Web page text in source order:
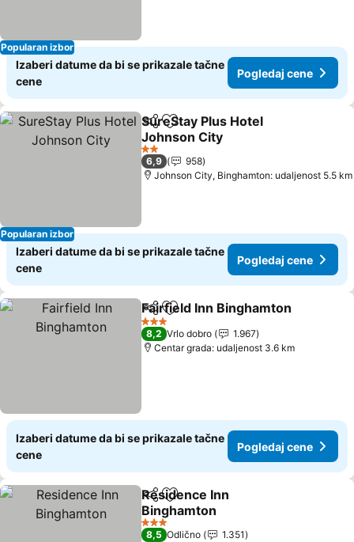
Popularan izbor
Izaberi datume da bi se prikazale tačne
cene
Pogledaj cene
Popularan izbor
Deli Dodati u favorite
SureStay Plus Hotel
Johnson City
2 Zvezdice
6,9
958
Johnson City, Binghamton: udaljenost 5.5 km
Izaberi datume da bi se prikazale tačne
cene
Pogledaj cene
Deli Dodati u favorite
Fairfield Inn Binghamton
3 Zvezdice
8,2 Vrlo dobro
1.967
Centar grada: udaljenost 3.6 km
Izaberi datume da bi se prikazale tačne
cene
Pogledaj cene
Deli Dodati u favorite
Residence Inn
Binghamton
3 Zvezdice
8,5 Odlično
1.351